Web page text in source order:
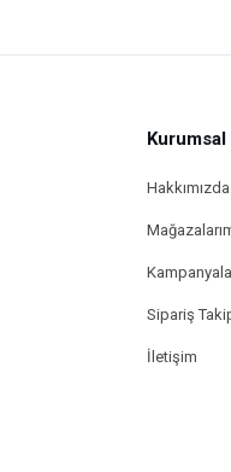
Kurumsal
Hakkımızda
Sipariş
İletişim